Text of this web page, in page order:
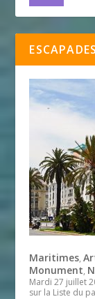
ESCAPADES
Maritimes,
Monument,
Mardi 27 juillet
sur la Liste du